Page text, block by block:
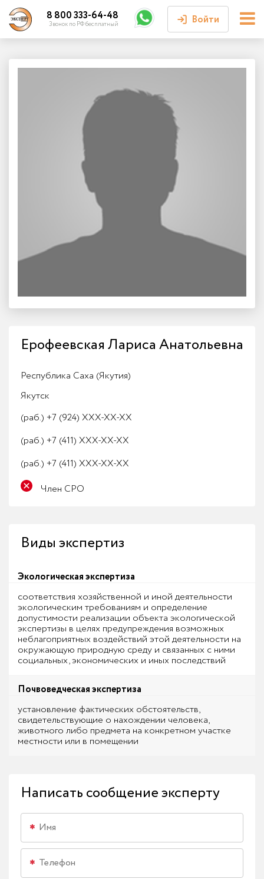
Войти
Войти или
зарегистрироваться
Личный кабинет
8 800 333-64-48
Звонок по РФ бесплатный
Ерофеевская Лариса Анатольевна
Республика Саха (Якутия)
Якутск
(раб.) +7 (924) XXX-XX-XX
(раб.) +7 (411) XXX-XX-XX
(раб.) +7 (411) XXX-XX-XX
Член СРО
Виды экспертиз
Экологическая экспертиза
соответствия хозяйственной и иной деятельности
экологическим требованиям и определение
допустимости реализации объекта экологической
экспертизы в целях предупреждения возможных
неблагоприятных воздействий этой деятельности на
окружающую природную среду и связанных с ними
социальных, экономических и иных последствий
Почвоведческая экспертиза
установление фактических обстоятельств,
свидетельствующие о нахождении человека,
животного либо предмета на конкретном участке
местности или в помещении
Написать сообщение эксперту